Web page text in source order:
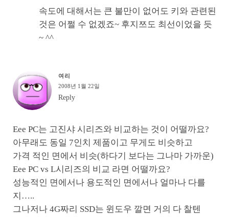
속도에 대해서는 큰 불만이 없어도 키와 관련된
것은 어쩔 수 없겠죠~ 후지쯔도 최선이었을 듯
~ ^^
여리
2008년 1월 22일
Reply
Eee PC는 고진샤 시리즈와 비교하는 것이 어떨까요?
아무래도 동일 7인치 제품이고 무게도 비슷하고
가격 적인 면에서 비슷(하다기 보다는 그나마 가까운)
Eee PC vs L시리즈의 비교 라면 어떨까요?
성능적인 면에서나 용도적인 면에서나 얼마나 다를
지…..
그나저나 4G짜리 SSD는 윈도우 깔면 거의 다 찰텐